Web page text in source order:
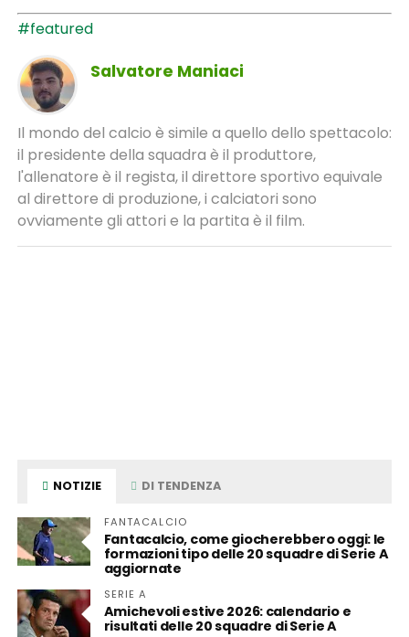
#featured
Salvatore Maniaci
Il mondo del calcio è simile a quello dello spettacolo:
il presidente della squadra è il produttore,
l'allenatore è il regista, il direttore sportivo equivale
al direttore di produzione, i calciatori sono
ovviamente gli attori e la partita è il film.
NOTIZIE DI TENDENZA
FANTACALCIO
Fantacalcio, come giocherebbero oggi: le
formazioni tipo delle 20 squadre di Serie A
aggiornate
SERIE A
Amichevoli estive 2026: calendario e
risultati delle 20 squadre di Serie A